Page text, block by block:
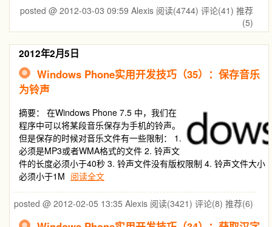
posted @ 2012-03-03 09:59 Alexis 阅读(4744) 评论(41) 推荐
(5)
2012年2月5日
Windows Phone实用开发技巧（35）：保存音乐
为铃声
摘要： 在Windows Phone 7.5 中，我们在
程序中可以将某段音乐保存为手机的铃声。
但是保存的时候对音乐文件有一些限制： 1.
必须是MP3或者WMA格式的文件 2. 铃声文
件的长度必须小于40秒 3. 铃声文件没有版权限制 4. 铃声文件大小
必须小于1M 阅读全文
posted @ 2012-02-05 13:35 Alexis 阅读(3421) 评论(8) 推荐(6)